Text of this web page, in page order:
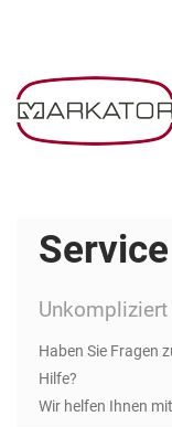
Service
Haben Sie Fragen
Hilfe?
Wir helfen Ihnen